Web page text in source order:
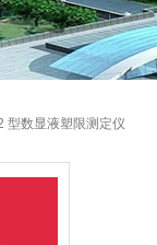
型数显液塑限测定仪